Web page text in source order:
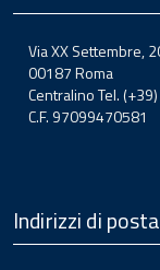
Via XX Settembre,
00187 Roma
Centralino Tel.
C.F. 97099470581
Indirizzi di